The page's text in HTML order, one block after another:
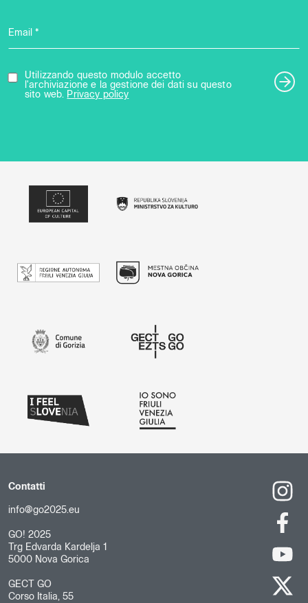
Email *
Utilizzando questo modulo accetto
l'archiviazione e la gestione dei dati su questo
sito web. Privacy policy
Contatti
info@go2025.eu
GO! 2025
Trg Edvarda Kardelja 1
5000 Nova Gorica
GECT GO
Corso Italia, 55